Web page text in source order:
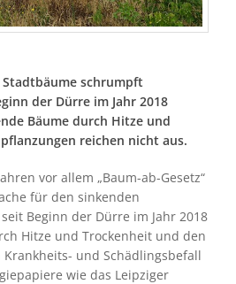
schrumpft
der Dürre im Jahr 2018
Bäume durch Hitze und
reichen nicht aus.
vor allem „Baum-ab-Gesetz“
für den sinkenden
Beginn der Dürre im Jahr 2018
Hitze und Trockenheit und den
und Schädlingsbefall
wie das Leipziger